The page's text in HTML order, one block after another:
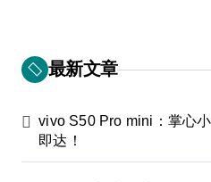
最新文章
vivo S50 Pro mini：掌心
即达！